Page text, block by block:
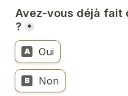
Avez-vous déjà fait
? *
A Oui
B Non